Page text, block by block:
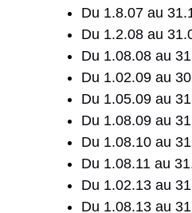
Du 1.8.07 au
Du 1.2.08 au
Du 1.08.08 au
Du 1.02.09 au
Du 1.05.09 au
Du 1.08.09 au
Du 1.08.10 au
Du 1.08.11 au
Du 1.02.13 au
Du 1.08.13 au